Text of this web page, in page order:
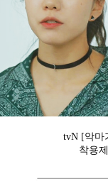
tvN [악마
착용